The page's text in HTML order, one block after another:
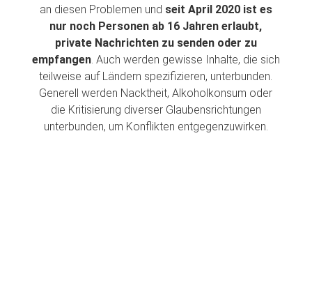
an diesen Problemen und seit April 2020 ist es
nur noch Personen ab 16 Jahren erlaubt,
private Nachrichten zu senden oder zu
empfangen. Auch werden gewisse Inhalte, die sich
teilweise auf Ländern spezifizieren, unterbunden.
Generell werden Nacktheit, Alkoholkonsum oder
die Kritisierung diverser Glaubensrichtungen
unterbunden, um Konflikten entgegenzuwirken.